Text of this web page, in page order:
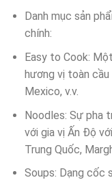
Danh mục sản
chính:
Easy to Cook:
hương vị toàn cầu
Mexico, v.v.
Noodles: Sự pha
với gia vị Ấn Độ
Trung Quốc,
Soups: Dạng cốc